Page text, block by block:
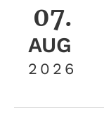
07.
AUG
2026